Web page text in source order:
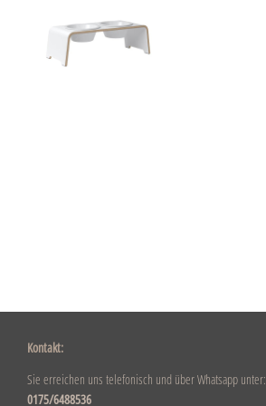
Kontakt:
Sie erreichen uns telefonisch und über Whatsapp unter:
0175/6488536